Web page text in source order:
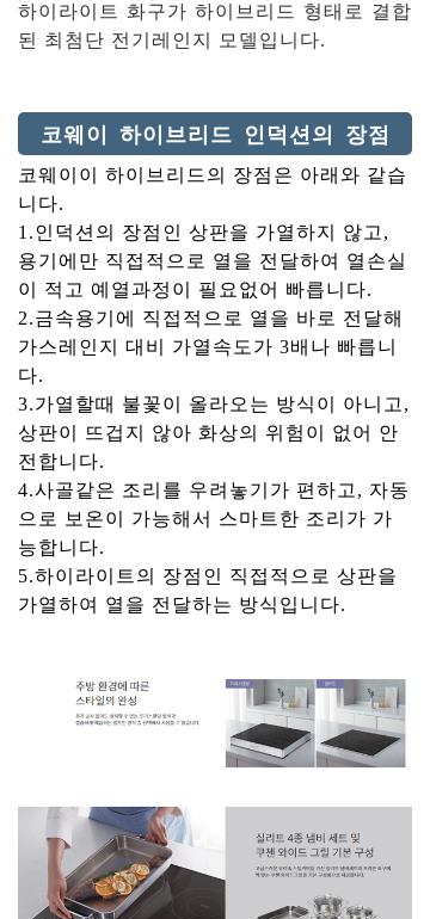
하이라이트 화구가 하이브리드 형태로 결합
된 최첨단 전기레인지 모델입니다.
코웨이 하이브리드 인덕션의 장점
코웨이이 하이브리드의 장점은 아래와 같습
니다.
1.인덕션의 장점인 상판을 가열하지 않고,
용기에만 직접적으로 열을 전달하여 열손실
이 적고 예열과정이 필요없어 빠릅니다.
2.금속용기에 직접적으로 열을 바로 전달해
가스레인지 대비 가열속도가 3배나 빠릅니
다.
3.가열할때 불꽃이 올라오는 방식이 아니고,
상판이 뜨겁지 않아 화상의 위험이 없어 안
전합니다.
4.사골같은 조리를 우려놓기가 편하고, 자동
으로 보온이 가능해서 스마트한 조리가 가
능합니다.
5.하이라이트의 장점인 직접적으로 상판을
가열하여 열을 전달하는 방식입니다.